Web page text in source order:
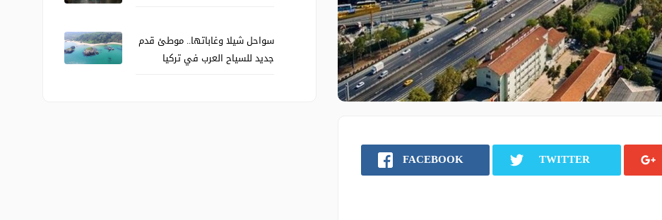
FACEBOOK TWITTER
سواحل شيلا وغاباتها.. موطئ قدم
جديد للسياح العرب في تركيا